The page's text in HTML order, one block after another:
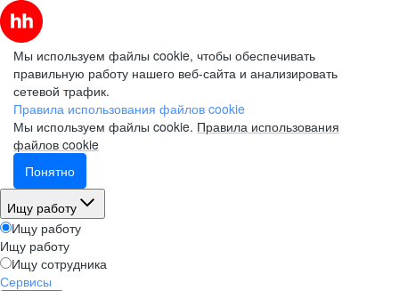
Мы используем файлы cookie, чтобы обеспечивать
правильную работу нашего веб-сайта и анализировать
сетевой трафик.
Правила использования файлов cookie
Мы используем файлы cookie. Правила использования
файлов cookie
Понятно
Ищу работу
Ищу работу
Ищу работу
Ищу сотрудника
Сервисы